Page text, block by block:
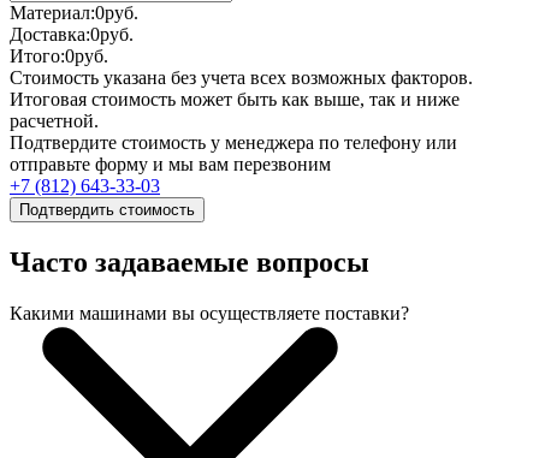
Материал:0руб.
Доставка:0руб.
Итого:0руб.
Стоимость указана без учета всех возможных факторов.
Итоговая стоимость может быть как выше, так и ниже
расчетной.
Подтвердите стоимость у менеджера по телефону или
отправьте форму и мы вам перезвоним
+7 (812) 643-33-03
Подтвердить стоимость
Часто задаваемые вопросы
Какими машинами вы осуществляете поставки?